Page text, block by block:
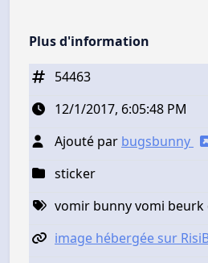
Plus d'information
54463
12/1/2017, 6:05:48 PM
Ajouté par bugsbunny
sticker
vomir bunny vomi
image hébergée sur